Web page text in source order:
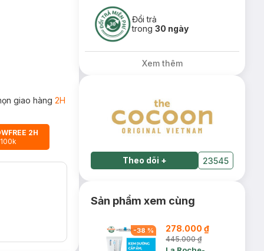
giao hàng 2H
2H
Đổi trả
trong30 ngày
Xem thêm
Theo dõi + 23545
Sản phẩm xem cùng
-38 % 278.000 ₫
445.000 ₫